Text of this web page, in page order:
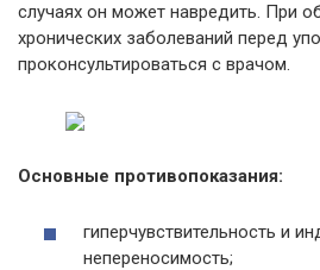
случаях он может навредить. При
хронических заболеваний перед
проконсультироваться с врачом.
Основные противопоказания:
гиперчувствительность и
непереносимость;